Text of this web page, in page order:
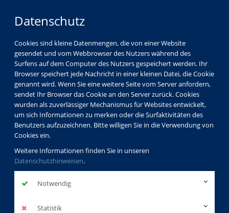
Datenschutz
Cookies sind kleine Datenmengen, die von einer Website
gesendet und vom Webbrowser des Nutzers während des
Surfens auf dem Computer des Nutzers gespeichert werden. Ihr
Browser speichert jede Nachricht in einer kleinen Datei, die Cookie
genannt wird. Wenn Sie eine weitere Seite vom Server anfordern,
sendet Ihr Browser das Cookie an den Server zurück. Cookies
wurden als zuverlässiger Mechanismus für Websites entwickelt,
um sich Informationen zu merken oder die Surfaktivitäten des
Benutzers aufzuzeichnen. Bitte willigen Sie in die Verwendung von
Cookies ein.
Weitere Informationen finden Sie in unseren
Datenschutzhinweisen.
Notwendig
Statistik
LOGIN MENÜ